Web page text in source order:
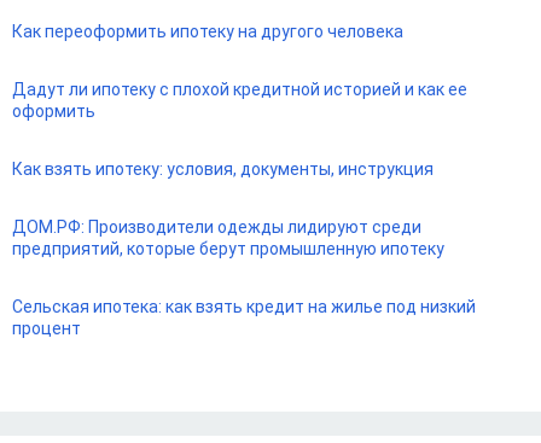
Как переоформить ипотеку на другого человека
Дадут ли ипотеку с плохой кредитной историей и как ее
оформить
Как взять ипотеку: условия, документы, инструкция
ДОМ.РФ: Производители одежды лидируют среди
предприятий, которые берут промышленную ипотеку
Сельская ипотека: как взять кредит на жилье под низкий
процент